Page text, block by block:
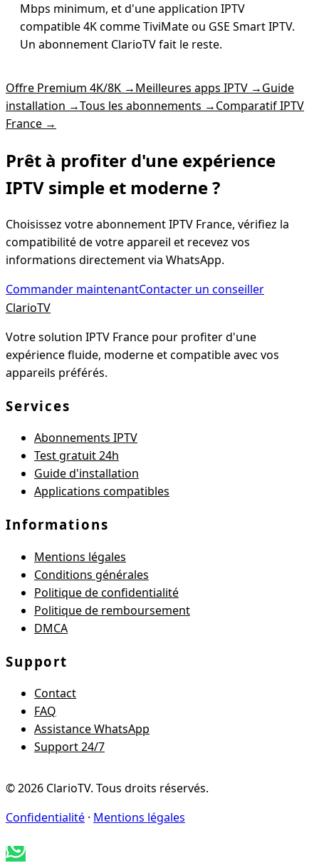
Mbps minimum, et d'une application IPTV
compatible 4K comme TiviMate ou GSE Smart IPTV.
Un abonnement ClarioTV fait le reste.
Offre Premium 4K/8K →Meilleures apps IPTV →Guide
installation →Tous les abonnements →Comparatif IPTV
France →
Prêt à profiter d'une expérience
IPTV simple et moderne ?
Choisissez votre abonnement IPTV France, vérifiez la
compatibilité de votre appareil et recevez vos
informations directement via WhatsApp.
Commander maintenantContacter un conseiller
ClarioTV
Votre solution IPTV France pour profiter d'une
expérience fluide, moderne et compatible avec vos
appareils préférés.
Services
Abonnements IPTV
Test gratuit 24h
Guide d'installation
Applications compatibles
Informations
Mentions légales
Conditions générales
Politique de confidentialité
Politique de remboursement
DMCA
Support
Contact
FAQ
Assistance WhatsApp
Support 24/7
©2026 ClarioTV. Tous droits réservés.
Confidentialité · Mentions légales